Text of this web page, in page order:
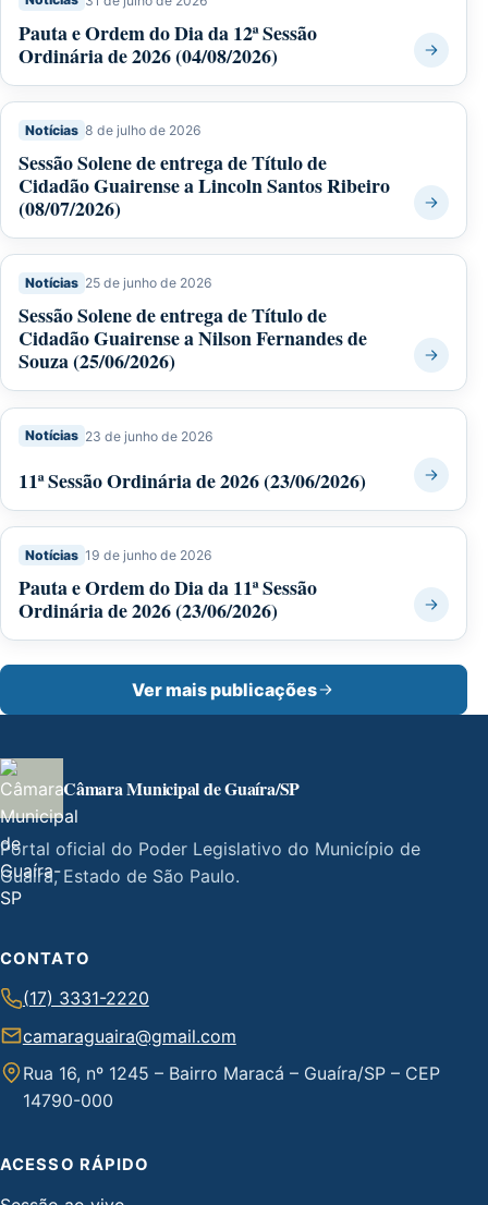
Pauta e Ordem do Dia da 12ª Sessão
Ordinária de 2026 (04/08/2026)
Notícias 8 de julho de 2026
Sessão Solene de entrega de Título de
Cidadão Guairense a Lincoln Santos Ribeiro
(08/07/2026)
Notícias 25 de junho de 2026
Sessão Solene de entrega de Título de
Cidadão Guairense a Nilson Fernandes de
Souza (25/06/2026)
Notícias 23 de junho de 2026
11ª Sessão Ordinária de 2026 (23/06/2026)
Notícias 19 de junho de 2026
Pauta e Ordem do Dia da 11ª Sessão
Ordinária de 2026 (23/06/2026)
Ver mais publicações
Câmara Municipal de Guaíra/SP
Portal oficial do Poder Legislativo do Município de
Guaíra, Estado de São Paulo.
CONTATO
(17) 3331-2220
camaraguaira@gmail.com
Rua 16, nº 1245 – Bairro Maracá – Guaíra/SP – CEP
14790-000
ACESSO RÁPIDO